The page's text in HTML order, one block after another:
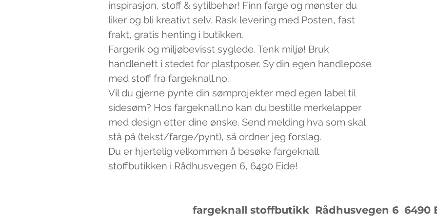
inspirasjon, stoff & sytilbehør! Finn farge og mønster du
liker og bli kreativt selv. Rask levering med Posten, fast
frakt, gratis henting i butikken.
Fargerik og miljøbevisst syglede. Tenk miljø! Bruk
handlenett i stedet for plastposer. Sy din egen handlepose
med stoff fra fargeknall.no.
Vil du gjerne pynte din sømprojekter med egen label til
sidesøm? Hos fargeknall.no kan du bestille merkelapper
med design etter dine ønske. Send melding hva som skal
stå på (tekst/farge/pynt), så ordner jeg forslag.
Du er hjertelig velkommen å besøke fargeknall
stoffbutikken i Rådhusvegen 6, 6490 Eide!
fargeknall stoffbutikk Rådhusvegen 6 6490